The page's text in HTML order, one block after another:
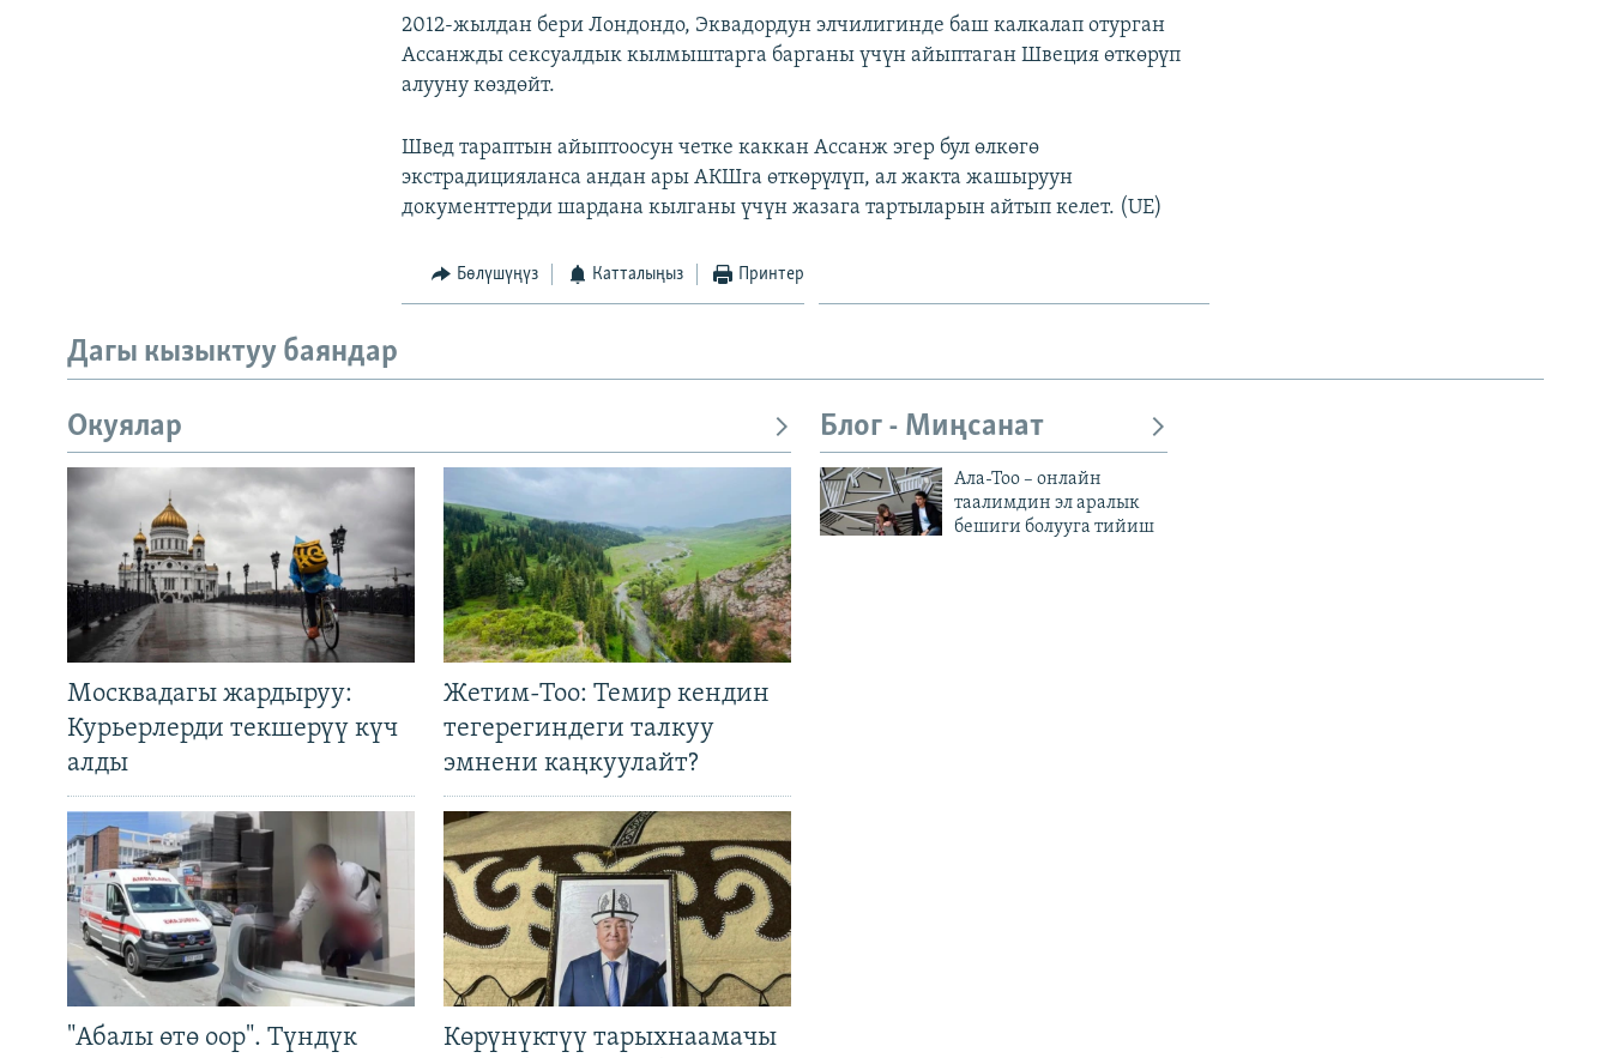
2012-жылдан бери Лондондо, Эквадордун элчилигинде баш калкалап отурган
Ассанжды сексуалдык кылмыштарга барганы үчүн айыптаган Швеция өткөрүп
алууну көздөйт.
Швед тараптын айыптоосун четке каккан Ассанж эгер бул өлкөгө
экстрадицияланса андан ары АКШга өткөрүлүп, ал жакта жашыруун
документтерди шардана кылганы үчүн жазага тартыларын айтып келет. (UE)
Бөлүшүңүз Катталыңыз Принтер
Дагы кызыктуу баяндар
Окуялар
Москвадагы жардыруу:
Курьерлерди текшерүү күч
алды
Жетим-Тоо: Темир кендин
тегерегиндеги талкуу
эмнени каңкуулайт?
"Абалы өтө оор". Түндүк
Көрүнүктүү тарыхнаамачы
Блог - Миңсанат
Ала-Тоо – онлайн
таалимдин эл аралык
бешиги болууга тийиш